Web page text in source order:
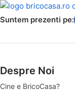
Suntem prezenti pe:
Despre Noi
Cine e BricoCasa?